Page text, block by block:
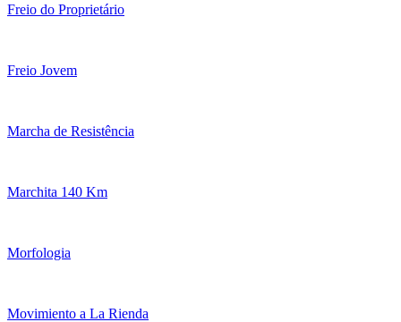
Freio do Proprietário
Freio Jovem
Marcha de Resistência
Marchita 140 Km
Morfologia
Movimiento a La Rienda